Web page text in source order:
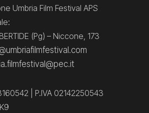
Umbria Film Festival APS
(Pg) – Niccone, 173
| P.IVA 02142250543